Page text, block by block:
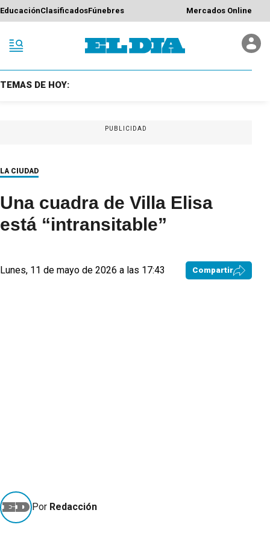
EducaciónClasificadosFúnebres Mercados Online
TEMAS DE HOY:
PUBLICIDAD
LA CIUDAD
Una cuadra de Villa Elisa
está “intransitable”
Lunes, 11 de mayo de 2026 a las 17:43 Compartir
Por Redacción